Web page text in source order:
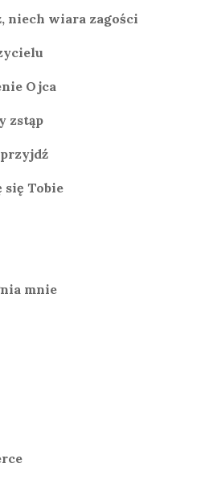
niech wiara zagości
Ojca
zstąp
się Tobie
mnie